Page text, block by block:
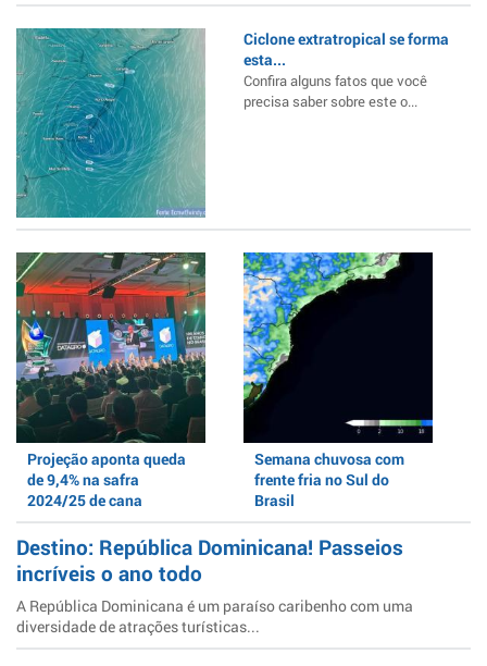
Ciclone extratropical se forma
esta...
Confira alguns fatos que você
precisa saber sobre este o...
Projeção aponta queda
de 9,4% na safra
2024/25 de cana
Semana chuvosa com
frente fria no Sul do
Brasil
Destino: República Dominicana! Passeios
incríveis o ano todo
A República Dominicana é um paraíso caribenho com uma
diversidade de atrações turísticas...